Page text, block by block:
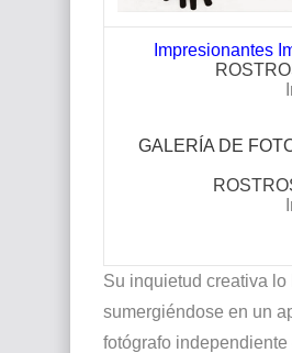
Impresionantes
GALERÍA DE
Su inquietud creativa
sumergiéndose en un
fotógrafo